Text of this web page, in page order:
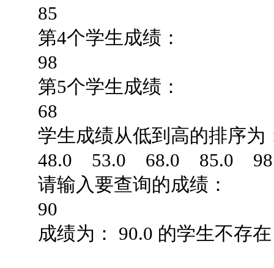
85
第4个学生成绩：
98
第5个学生成绩：
68
学生成绩从低到高的排序为
48.0 53.0 68.0 85.0
请输入要查询的成绩：
90
成绩为： 90.0 的学生不存在